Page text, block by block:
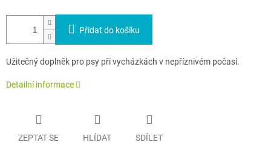
Přidat do košíku
Užitečný doplněk pro psy při vycházkách v nepříznivém počasí.
Detailní informace
ZEPTAT SE HLÍDAT SDÍLET